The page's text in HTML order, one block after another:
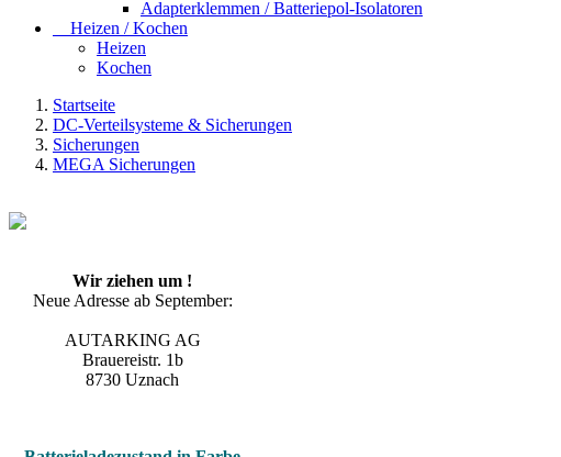
Adapterklemmen / Batteriepol-Isolatoren
Heizen / Kochen
Heizen
Kochen
Startseite
DC-Verteilsysteme & Sicherungen
Sicherungen
MEGA Sicherungen
Wir ziehen um !
Neue Adresse ab September:
AUTARKING AG
Brauereistr. 1b
8730 Uznach